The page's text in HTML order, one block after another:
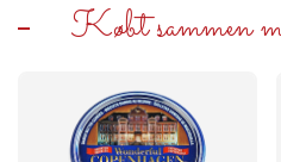
Købt sammen